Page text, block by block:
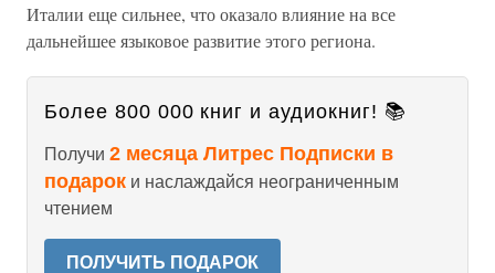
Италии еще сильнее, что оказало влияние на все
дальнейшее языковое развитие этого региона.
Более 800 000 книг и аудиокниг! 📚
Получи 2 месяца Литрес Подписки в
подарок и наслаждайся неограниченным
чтением
ПОЛУЧИТЬ ПОДАРОК